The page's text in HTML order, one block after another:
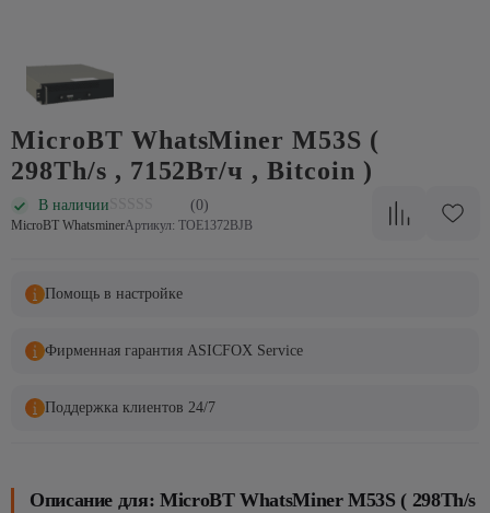
MicroBT WhatsMiner M53S (
298Th/s , 7152Вт/ч , Bitcoin )
В наличии (0)
MicroBT WhatsminerАртикул: TOE1372BJB
Помощь в настройке
Фирменная гарантия ASICFOX Service
Поддержка клиентов 24/7
Описание для: MicroBT WhatsMiner M53S ( 298Th/s